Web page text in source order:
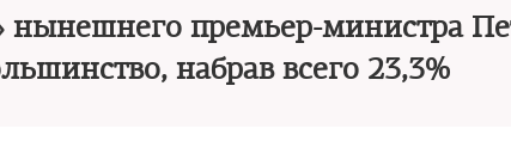
нынешнего премьер-министра
набрав всего 23,3%